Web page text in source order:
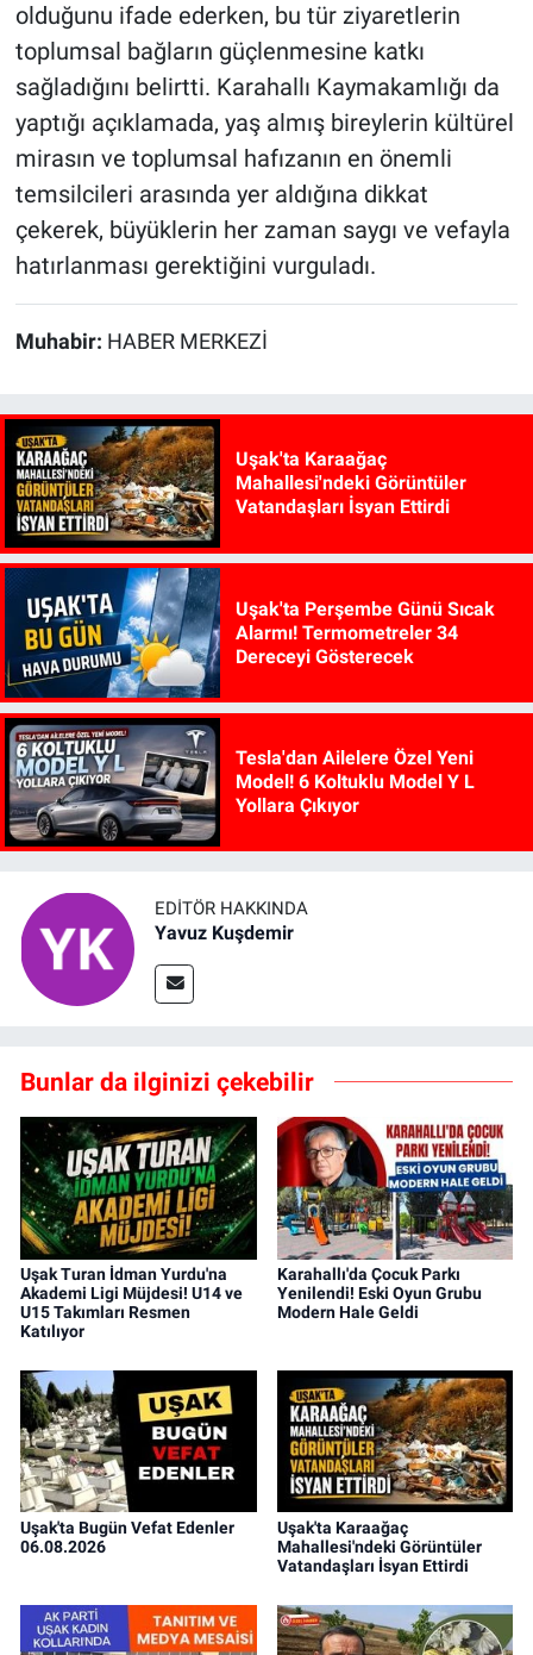
olduğunu ifade ederken, bu tür ziyaretlerin
toplumsal bağların güçlenmesine katkı
sağladığını belirtti. Karahallı Kaymakamlığı da
yaptığı açıklamada, yaş almış bireylerin kültürel
mirasın ve toplumsal hafızanın en önemli
temsilcileri arasında yer aldığına dikkat
çekerek, büyüklerin her zaman saygı ve vefayla
hatırlanması gerektiğini vurguladı.
Muhabir: HABER MERKEZİ
Uşak'ta Karaağaç
Mahallesi'ndeki Görüntüler
Vatandaşları İsyan Ettirdi
Uşak'ta Perşembe Günü Sıcak
Alarmı! Termometreler 34
Dereceyi Gösterecek
Tesla'dan Ailelere Özel Yeni
Model! 6 Koltuklu Model Y L
Yollara Çıkıyor
EDITÖR HAKKINDA
Yavuz Kuşdemir
Bunlar da ilginizi çekebilir
Uşak Turan İdman Yurdu'na
Akademi Ligi Müjdesi! U14 ve
U15 Takımları Resmen
Katılıyor
Karahallı'da Çocuk Parkı
Yenilendi! Eski Oyun Grubu
Modern Hale Geldi
Uşak'ta Bugün Vefat Edenler
06.08.2026
Uşak'ta Karaağaç
Mahallesi'ndeki Görüntüler
Vatandaşları İsyan Ettirdi